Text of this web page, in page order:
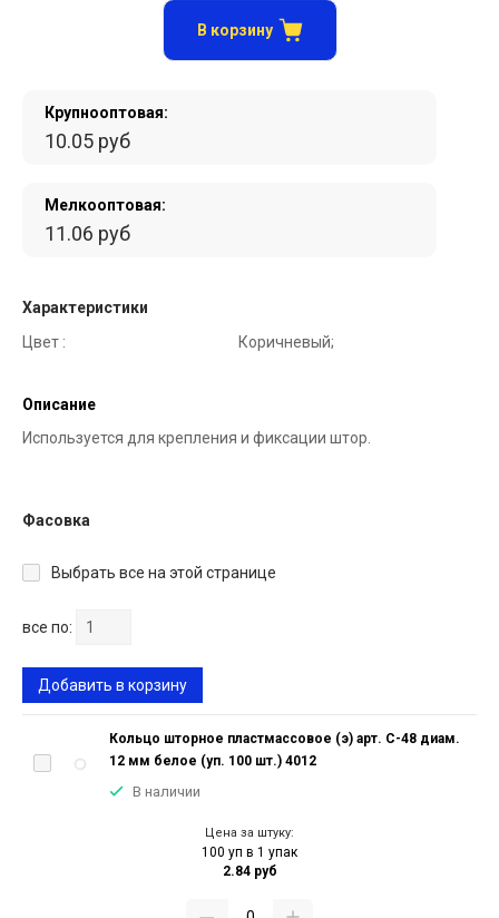
Крупнооптовая:
10.05 руб
Мелкооптовая:
11.06 руб
Характеристики
Цвет :
Коричневый;
Описание
Используется для крепления и фиксации штор.
В корзину
Фасовка
Выбрать все на этой странице
все по:
Добавить в корзину
Кольцо шторное пластмассовое (э) арт. С-48 диам.
12 мм белое (уп. 100 шт.) 4012
В наличии
Цена за штуку:
100 уп в 1 упак
2.84 руб